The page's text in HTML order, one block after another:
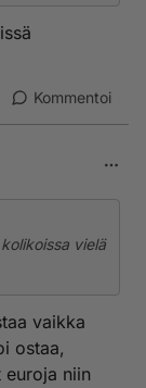
Kommentoi
vielä
vaikka
ostaa,
euroja niin